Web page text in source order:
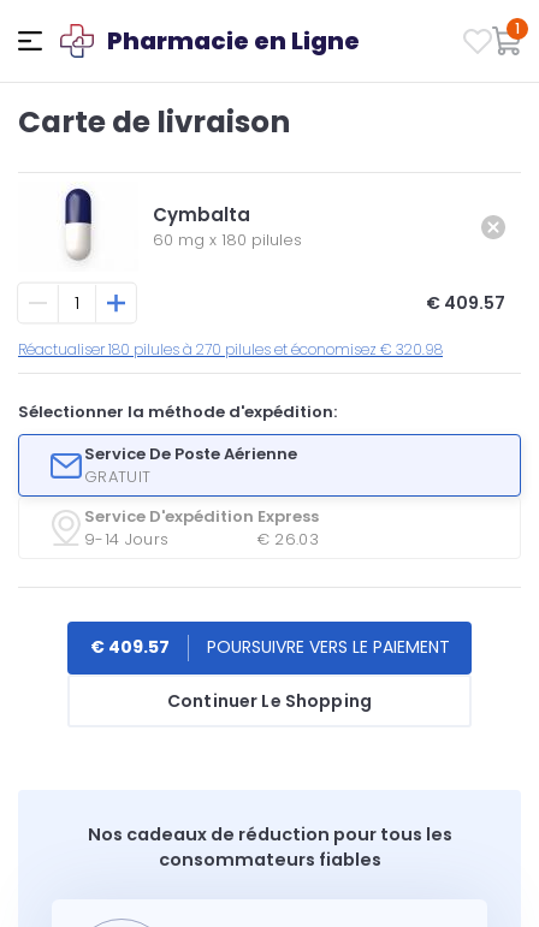
Pharmacie en Ligne 1
Carte de livraison
Cymbalta
60 mg x 180 pilules
€ 409.57
Réactualiser 180 pilules à 270 pilules et économisez € 320.98
Sélectionner la méthode d'expédition:
Service De Poste Aérienne
GRATUIT
Service D'expédition Express
9-14 Jours
€ 26.03
Continuer Le Shopping
€ 409.57
Nos cadeaux de réduction pour tous les
consommateurs fiables